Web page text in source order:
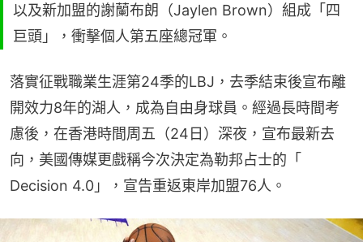
以及新加盟的謝蘭布朗（Jaylen Brown）組成「四
巨頭」，衝擊個人第五座總冠軍。
落實征戰職業生涯第24季的LBJ，去季結束後宣布離
開效力8年的湖人，成為自由身球員。經過長時間考
慮後，在香港時間周五（24日）深夜，宣布最新去
向，美國傳媒更戲稱今次決定為勒邦占士的「
Decision 4.0」，宣告重返東岸加盟76人。